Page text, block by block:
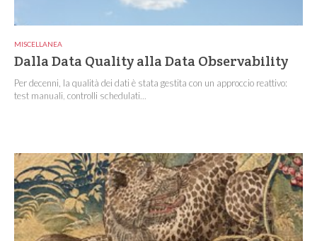
MISCELLANEA
Dalla Data Quality alla Data Observability
Per decenni, la qualità dei dati è stata gestita con un approccio reattivo:
test manuali, controlli schedulati...